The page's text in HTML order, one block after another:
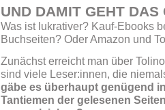
UND DAMIT GEHT DAS
Was ist lukrativer? Kauf-Ebooks
Buchseiten? Oder Amazon und
Zunächst erreicht man über
sind viele Leser:innen, die
gäbe es überhaupt genügend
Tantiemen der gelesenen